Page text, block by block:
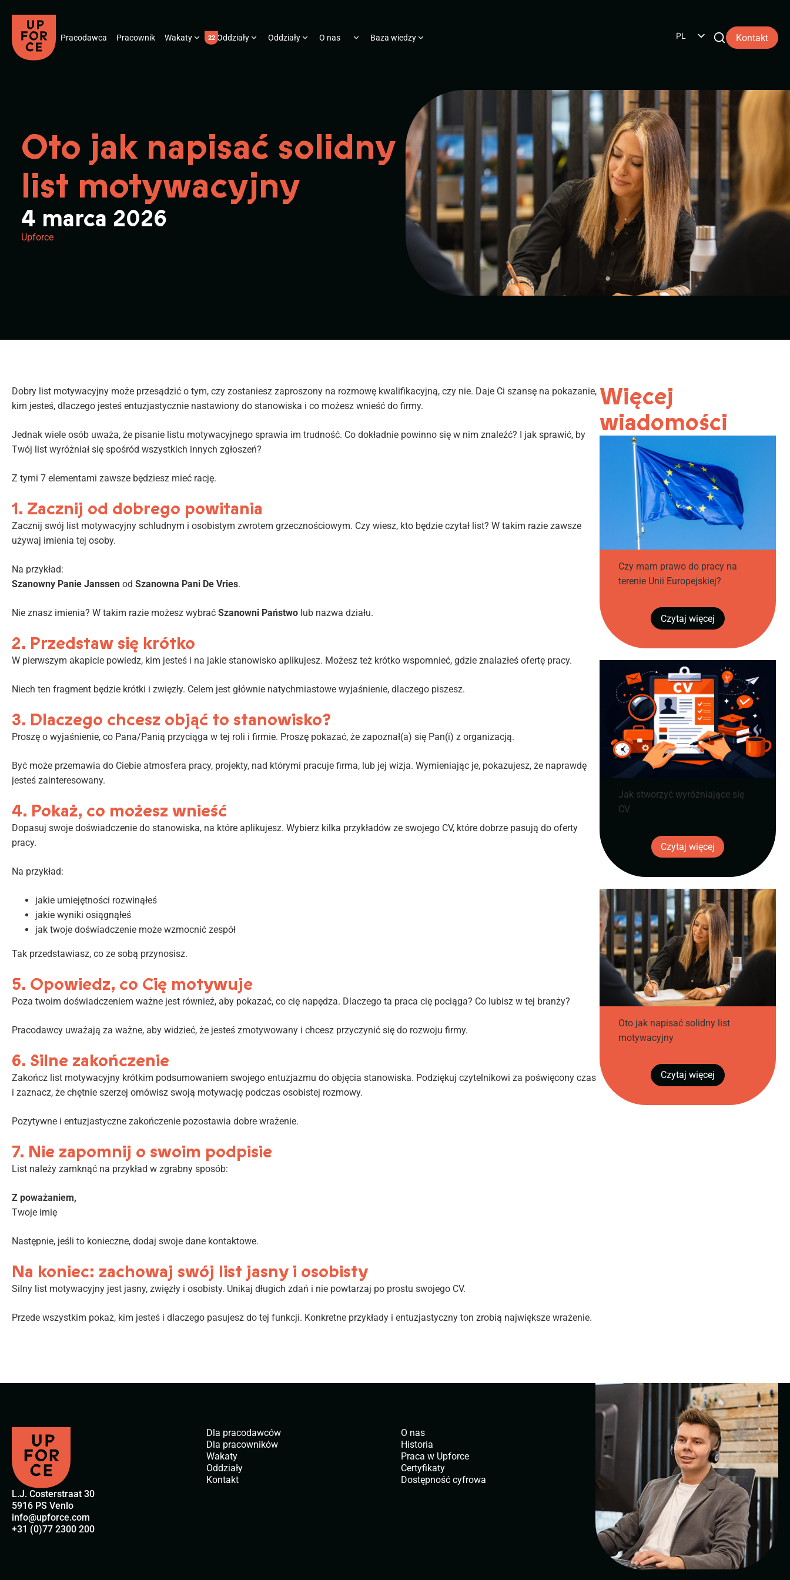
Pracodawca Pracownik Wakaty 22 Oddziały Oddziały O nas Baza wiedzy
PL
Kontakt
Oto jak napisać solidny
list motywacyjny
4 marca 2026
Upforce
Dobry list motywacyjny może przesądzić o tym, czy zostaniesz zaproszony na rozmowę kwalifikacyjną, czy nie. Daje Ci szansę na pokazanie,
kim jesteś, dlaczego jesteś entuzjastycznie nastawiony do stanowiska i co możesz wnieść do firmy.
Jednak wiele osób uważa, że pisanie listu motywacyjnego sprawia im trudność. Co dokładnie powinno się w nim znaleźć? I jak sprawić, by
Twój list wyróżniał się spośród wszystkich innych zgłoszeń?
Z tymi 7 elementami zawsze będziesz mieć rację.
1. Zacznij od dobrego powitania
Zacznij swój list motywacyjny schludnym i osobistym zwrotem grzecznościowym. Czy wiesz, kto będzie czytał list? W takim razie zawsze
używaj imienia tej osoby.
Na przykład:
Szanowny Panie Janssen od Szanowna Pani De Vries.
Nie znasz imienia? W takim razie możesz wybrać Szanowni Państwo lub nazwa działu.
2. Przedstaw się krótko
W pierwszym akapicie powiedz, kim jesteś i na jakie stanowisko aplikujesz. Możesz też krótko wspomnieć, gdzie znalazłeś ofertę pracy.
Niech ten fragment będzie krótki i zwięzły. Celem jest głównie natychmiastowe wyjaśnienie, dlaczego piszesz.
3. Dlaczego chcesz objąć to stanowisko?
Proszę o wyjaśnienie, co Pana/Panią przyciąga w tej roli i firmie. Proszę pokazać, że zapoznał(a) się Pan(i) z organizacją.
Być może przemawia do Ciebie atmosfera pracy, projekty, nad którymi pracuje firma, lub jej wizja. Wymieniając je, pokazujesz, że naprawdę
jesteś zainteresowany.
4. Pokaż, co możesz wnieść
Dopasuj swoje doświadczenie do stanowiska, na które aplikujesz. Wybierz kilka przykładów ze swojego CV, które dobrze pasują do oferty
pracy.
Na przykład:
jakie umiejętności rozwinąłeś
jakie wyniki osiągnąłeś
jak twoje doświadczenie może wzmocnić zespół
Tak przedstawiasz, co ze sobą przynosisz.
5. Opowiedz, co Cię motywuje
Poza twoim doświadczeniem ważne jest również, aby pokazać, co cię napędza. Dlaczego ta praca cię pociąga? Co lubisz w tej branży?
Pracodawcy uważają za ważne, aby widzieć, że jesteś zmotywowany i chcesz przyczynić się do rozwoju firmy.
6. Silne zakończenie
Zakończ list motywacyjny krótkim podsumowaniem swojego entuzjazmu do objęcia stanowiska. Podziękuj czytelnikowi za poświęcony czas
i zaznacz, że chętnie szerzej omówisz swoją motywację podczas osobistej rozmowy.
Pozytywne i entuzjastyczne zakończenie pozostawia dobre wrażenie.
7. Nie zapomnij o swoim podpisie
List należy zamknąć na przykład w zgrabny sposób:
Z poważaniem,
Twoje imię
Następnie, jeśli to konieczne, dodaj swoje dane kontaktowe.
Na koniec: zachowaj swój list jasny i osobisty
Silny list motywacyjny jest jasny, zwięzły i osobisty. Unikaj długich zdań i nie powtarzaj po prostu swojego CV.
Przede wszystkim pokaż, kim jesteś i dlaczego pasujesz do tej funkcji. Konkretne przykłady i entuzjastyczny ton zrobią największe wrażenie.
Więcej
wiadomości
Czy mam prawo do pracy na
terenie Unii Europejskiej?
Czytaj więcej
Jak stworzyć wyróżniające się
CV
Czytaj więcej
Oto jak napisać solidny list
motywacyjny
Czytaj więcej
L.J. Costerstraat 30
5916 PS Venlo
info@upforce.com
+31 (0)77 2300 200
Dla pracodawców
Dla pracowników
Wakaty
Oddziały
Kontakt
O nas
Historia
Praca w Upforce
Certyfikaty
Dostępność cyfrowa